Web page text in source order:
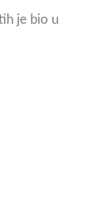
je bio u